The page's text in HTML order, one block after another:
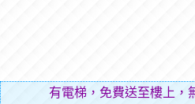
有電梯，免費送至樓上，